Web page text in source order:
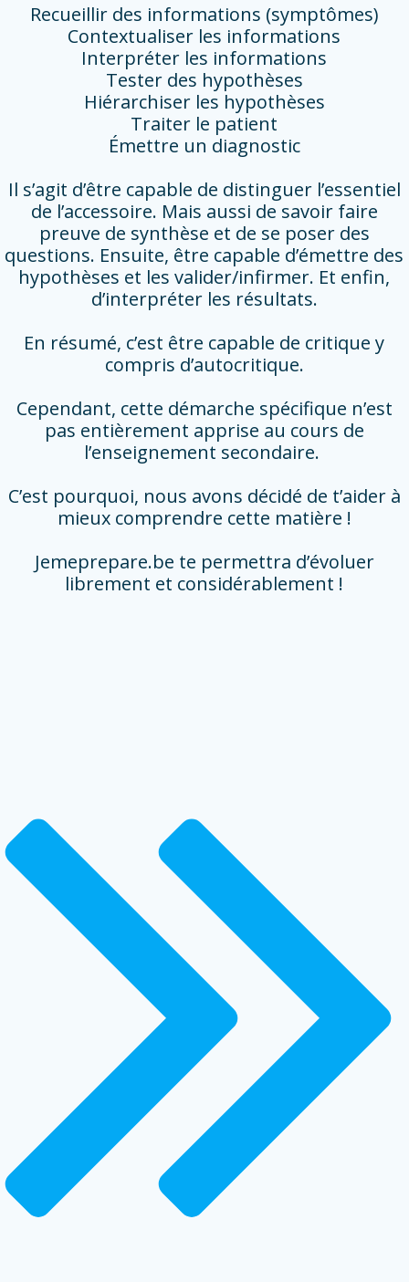
Recueillir des informations (symptômes)
Contextualiser les informations
Interpréter les informations
Tester des hypothèses
Hiérarchiser les hypothèses
Traiter le patient
Émettre un diagnostic
Il s’agit d’être capable de distinguer l’essentiel
de l’accessoire. Mais aussi de savoir faire
preuve de synthèse et de se poser des
questions. Ensuite, être capable d’émettre des
hypothèses et les valider/infirmer. Et enfin,
d’interpréter les résultats.
En résumé, c’est être capable de critique y
compris d’autocritique.
Cependant, cette démarche spécifique n’est
pas entièrement apprise au cours de
l’enseignement secondaire.
C’est pourquoi, nous avons décidé de t’aider à
mieux comprendre cette matière !
Jemeprepare.be te permettra d’évoluer
librement et considérablement !